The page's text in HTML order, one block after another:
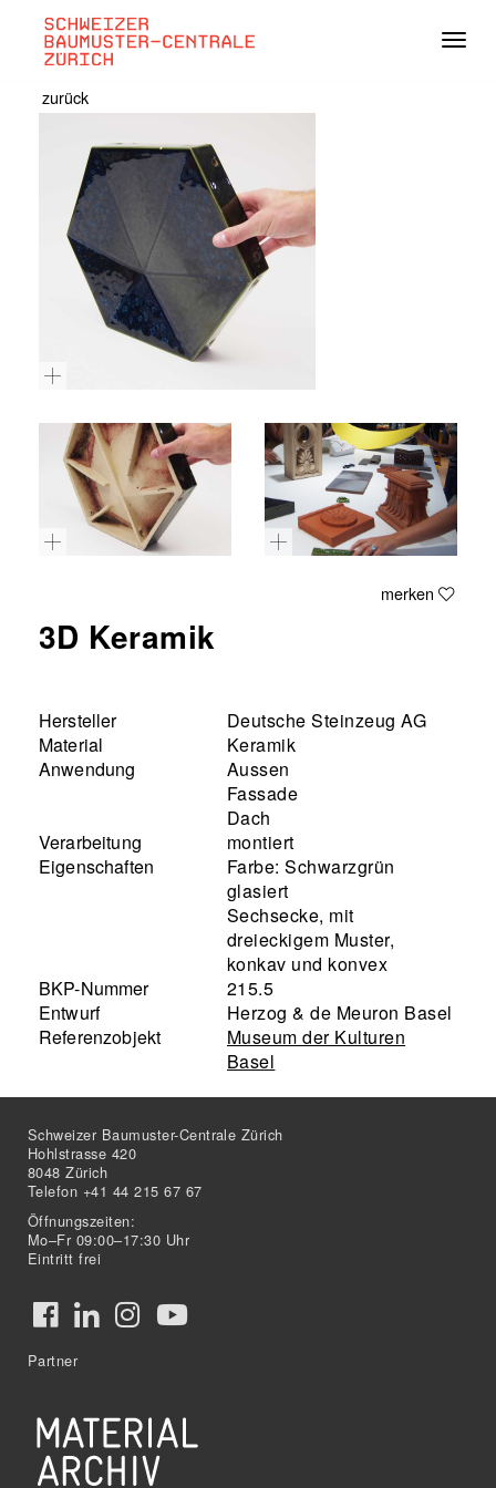
zurück
merken
3D Keramik
Hersteller
Deutsche Steinzeug AG
Material
Keramik
Anwendung
Aussen
Fassade
Dach
Verarbeitung
montiert
Eigenschaften
Farbe: Schwarzgrün
glasiert
Sechsecke, mit
dreieckigem Muster,
konkav und konvex
BKP-Nummer
215.5
Entwurf
Herzog & de Meuron Basel
Referenzobjekt
Museum der Kulturen
Basel
Schweizer Baumuster-Centrale Zürich
Hohlstrasse 420
8048 Zürich
Telefon +41 44 215 67 67
Öffnungszeiten:
Mo–Fr 09:00–17:30 Uhr
Eintritt frei
Partner